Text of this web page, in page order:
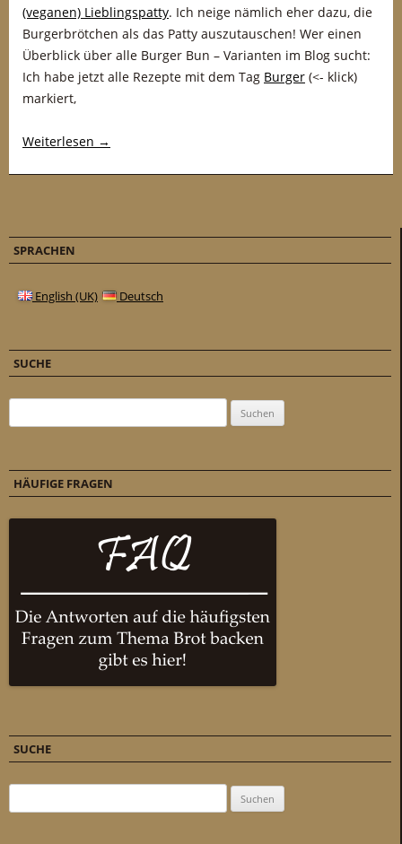
(veganen) Lieblingspatty. Ich neige nämlich eher dazu, die
Burgerbrötchen als das Patty auszutauschen! Wer einen
Überblick über alle Burger Bun – Varianten im Blog sucht:
Ich habe jetzt alle Rezepte mit dem Tag Burger (<- klick)
markiert,
Weiterlesen →
SPRACHEN
English (UK) Deutsch
SUCHE
HÄUFIGE FRAGEN
SUCHE